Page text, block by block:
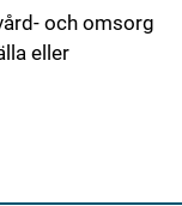
och omsorg
eller